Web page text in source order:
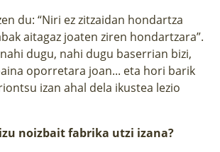
du: “Niri ez zitzaidan hondartza
aitagaz joaten ziren hondartzara”.
dugu, nahi dugu baserrian bizi,
oporretara joan... eta hori barik
izan ahal dela ikustea lezio
noizbait fabrika utzi izana?